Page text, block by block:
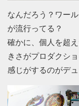
なんだろう？ワー
が流行ってる？
確かに、個人を超
きさがプロダクシ
感じがするのがデ